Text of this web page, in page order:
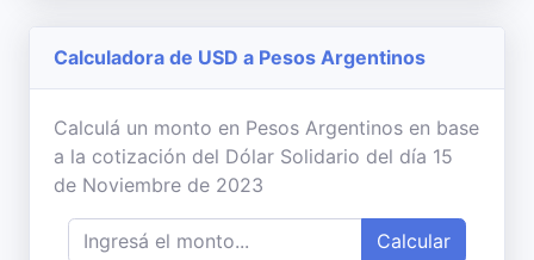
Calculadora de USD a Pesos Argentinos
Calculá un monto en Pesos Argentinos en base
a la cotización del Dólar Solidario del día 15
de Noviembre de 2023
Calcular